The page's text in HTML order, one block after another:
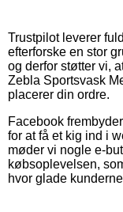
Trustpilot leverer
efterforske en stor
og derfor støtter vi,
Zebla Sportsvask
placerer din ordre.
Facebook
for at få et kig ind i
møder vi nogle e-
købsoplevelsen,
hvor glade